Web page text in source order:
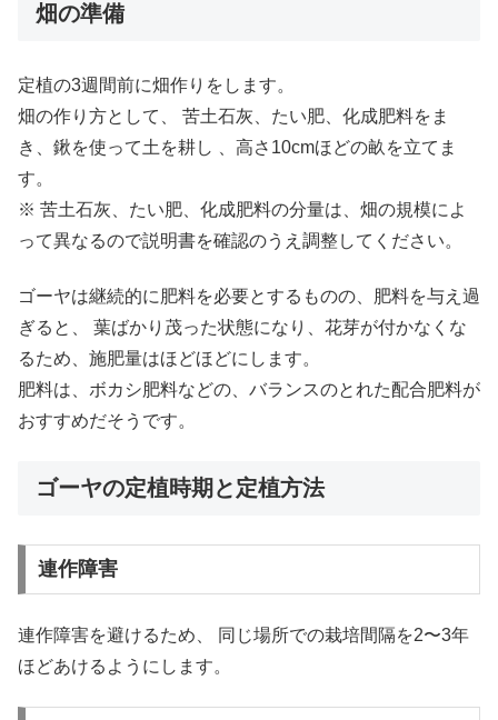
畑の準備
定植の3週間前に畑作りをします。
畑の作り方として、 苦土石灰、たい肥、化成肥料をま
き、鍬を使って土を耕し 、高さ10cmほどの畝を立てま
す。
※ 苦土石灰、たい肥、化成肥料の分量は、畑の規模によ
って異なるので説明書を確認のうえ調整してください。
ゴーヤは継続的に肥料を必要とするものの、肥料を与え過
ぎると、 葉ばかり茂った状態になり、花芽が付かなくな
るため、施肥量はほどほどにします。
肥料は、ボカシ肥料などの、バランスのとれた配合肥料が
おすすめだそうです。
ゴーヤの定植時期と定植方法
連作障害
連作障害を避けるため、 同じ場所での栽培間隔を2〜3年
ほどあけるようにします。